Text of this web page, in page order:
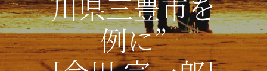
例に”